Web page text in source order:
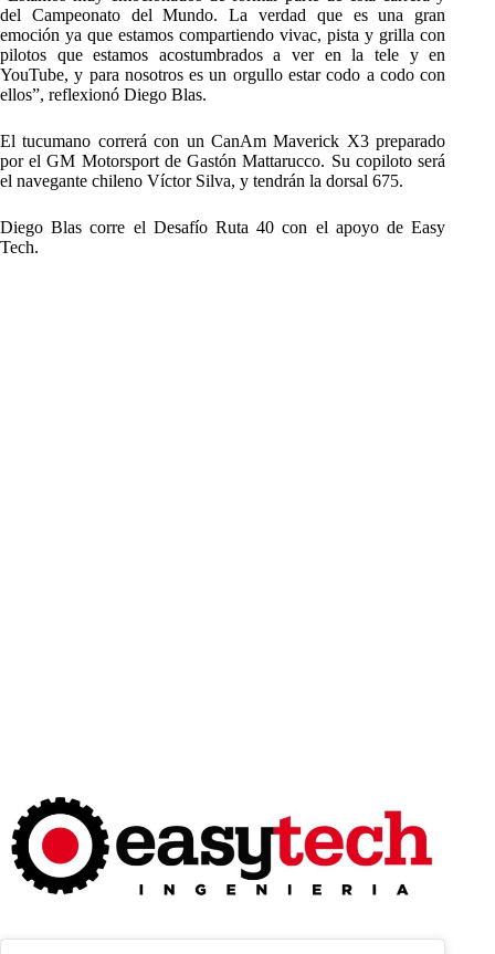
del Campeonato del Mundo. La verdad que es una gran
emoción ya que estamos compartiendo vivac, pista y grilla con
pilotos que estamos acostumbrados a ver en la tele y en
YouTube, y para nosotros es un orgullo estar codo a codo con
ellos”, reflexionó Diego Blas.
El tucumano correrá con un CanAm Maverick X3 preparado
por el GM Motorsport de Gastón Mattarucco. Su copiloto será
el navegante chileno Víctor Silva, y tendrán la dorsal 675.
Diego Blas corre el Desafío Ruta 40 con el apoyo de Easy
Tech.